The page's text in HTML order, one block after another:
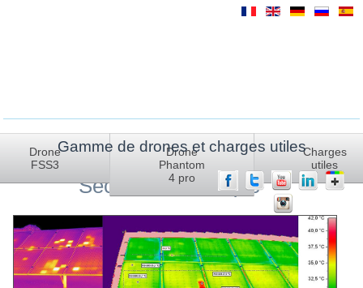
Drone
FSS3
Drone
Phantom
4 pro
Charges
utiles
Gamme de drones et charges utiles
Aktuelle Seite:Startseite Charges utiles Securite Thermique
Sécurité Thermique